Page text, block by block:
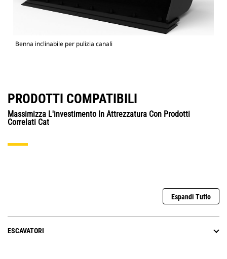
Benna inclinabile per pulizia canali
PRODOTTI COMPATIBILI
Massimizza L'investimento In Attrezzatura Con Prodotti
Correlati Cat
Espandi Tutto
ESCAVATORI